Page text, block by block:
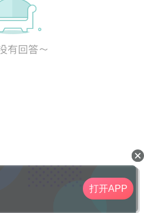
打开APP